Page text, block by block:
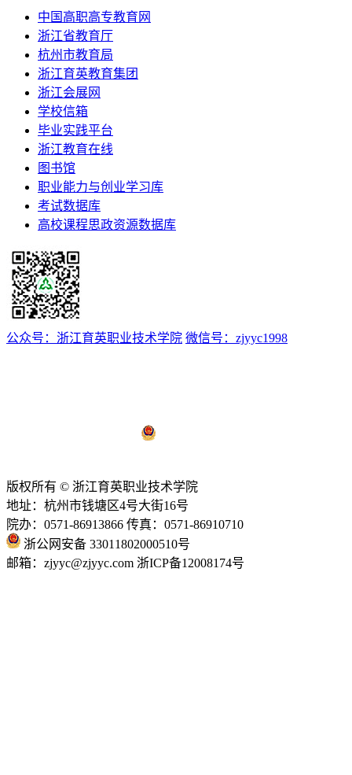
中国高职高专教育网
浙江省教育厅
杭州市教育局
浙江育英教育集团
浙江会展网
学校信箱
毕业实践平台
浙江教育在线
图书馆
职业能力与创业学习库
考试数据库
高校课程思政资源数据库
公众号：浙江育英职业技术学院 微信号：zjyyc1998
版权所有 © 浙江育英职业技术学院
地址：杭州市钱塘区4号大街16号
院办：0571-86913866 传真：0571-86910710
浙公网安备 33011802000510号
邮箱：zjyyc@zjyyc.com 浙ICP备12008174号